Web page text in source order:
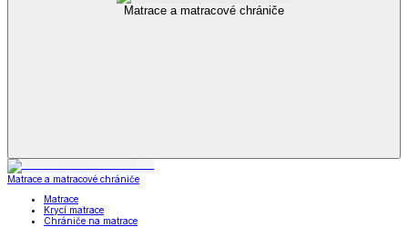
Matrace a matracové chrániče
Matrace a matracové chrániče
Matrace
Krycí matrace
Chrániče na matrace